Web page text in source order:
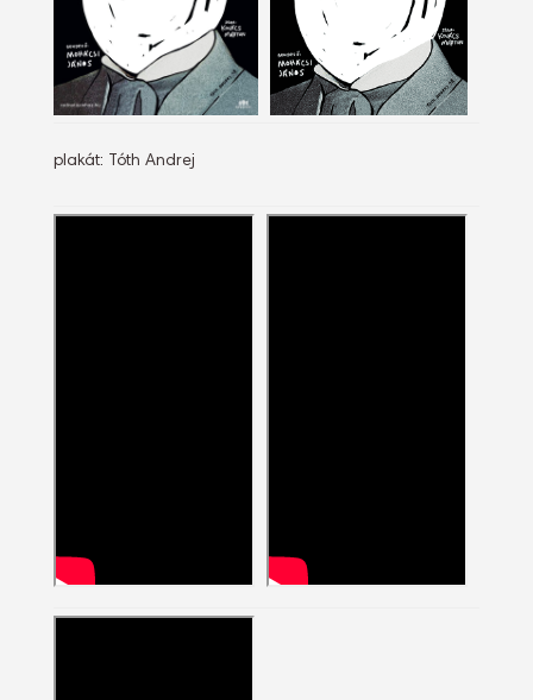
plakát: Tóth Andrej